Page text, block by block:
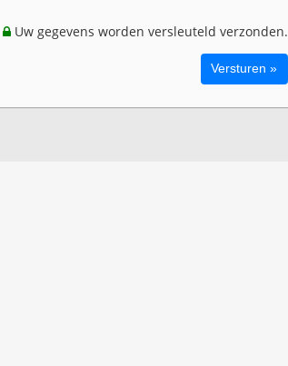
Uw gegevens worden versleuteld verzonden.